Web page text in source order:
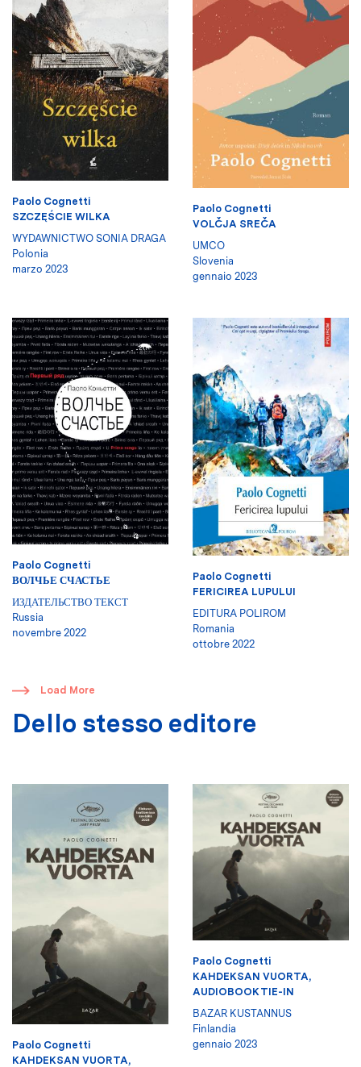
Paolo Cognetti
SZCZĘŚCIE WILKA
WYDAWNICTWO SONIA DRAGA
Polonia
marzo 2023
Paolo Cognetti
VOLČJA SREČA
UMCO
Slovenia
gennaio 2023
Paolo Cognetti
ВОЛЧЬЕ СЧАСТЬЕ
ИЗДАТЕЛЬСТВО ТЕКСТ
Russia
novembre 2022
Paolo Cognetti
FERICIREA LUPULUI
EDITURA POLIROM
Romania
ottobre 2022
​ Load More
Dello stesso editore
Paolo Cognetti
KAHDEKSAN VUORTA,
Paolo Cognetti
KAHDEKSAN VUORTA,
AUDIOBOOK TIE-IN
BAZAR KUSTANNUS
Finlandia
gennaio 2023